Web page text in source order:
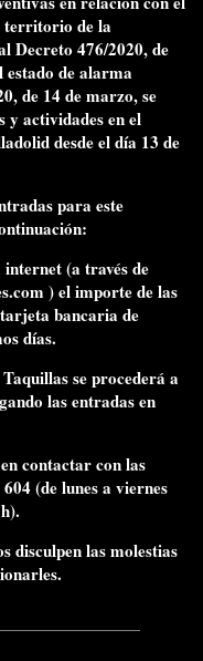
territorio de la
Decreto 476/2020, de
de alarma
de 14 de marzo, se
y actividades en el
desde el día 13 de
para este
(a través de
com ) el importe de las
bancaria de
días.
se procederá a
las entradas en
contactar con las
(de lunes a viernes
disculpen las molestias